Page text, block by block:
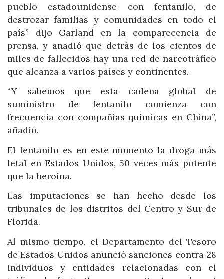
pueblo estadounidense con fentanilo, de
destrozar familias y comunidades en todo el
país” dijo Garland en la comparecencia de
prensa, y añadió que detrás de los cientos de
miles de fallecidos hay una red de narcotráfico
que alcanza a varios países y continentes.
“Y sabemos que esta cadena global de
suministro de fentanilo comienza con
frecuencia con compañías químicas en China”,
añadió.
El fentanilo es en este momento la droga más
letal en Estados Unidos, 50 veces más potente
que la heroína.
Las imputaciones se han hecho desde los
tribunales de los distritos del Centro y Sur de
Florida.
Al mismo tiempo, el Departamento del Tesoro
de Estados Unidos anunció sanciones contra 28
individuos y entidades relacionadas con el